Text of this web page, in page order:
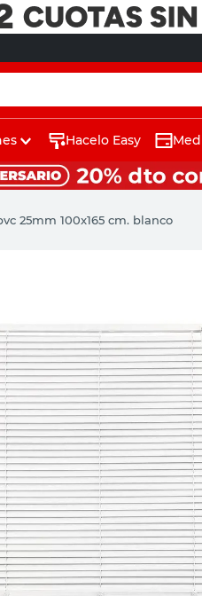
Hacelo Easy
25mm 100x165 cm. blanco